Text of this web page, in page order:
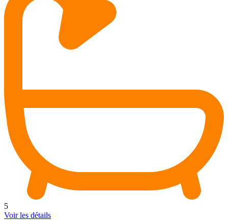
5
Voir les détails